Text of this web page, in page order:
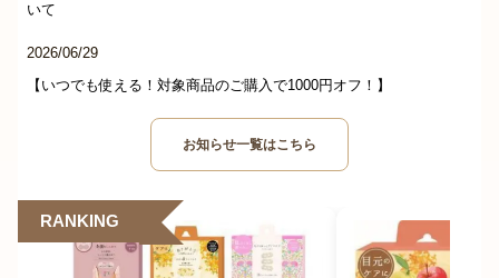
いて
2026/06/29
【いつでも使える！対象商品のご購入で1000円オフ！】
お知らせ一覧はこちら
RANKING